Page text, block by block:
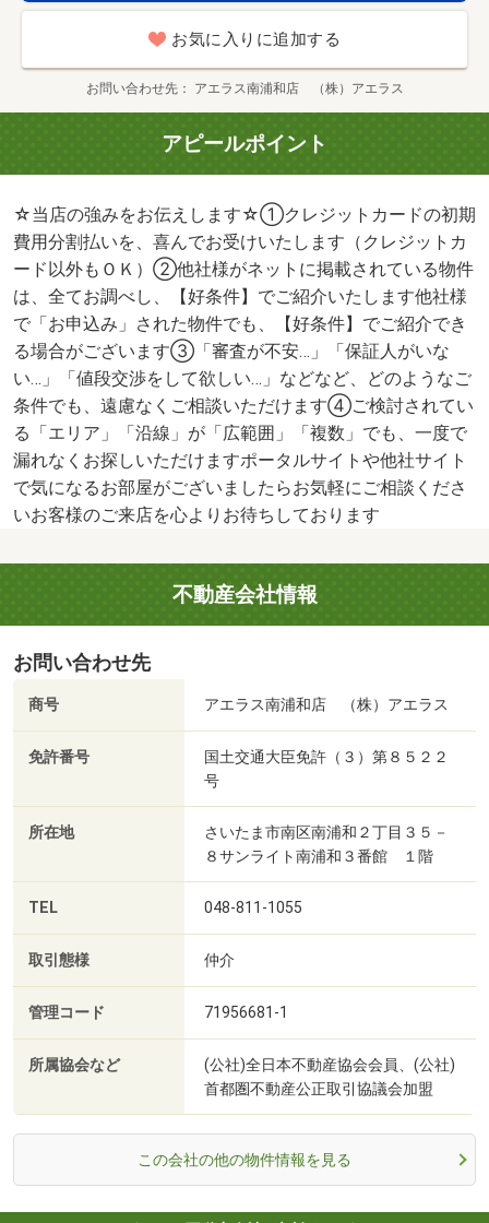
お気に入りに追加する
お問い合わせ先 アエラス南浦和店 （株）アエラス
アピールポイント
☆当店の強みをお伝えします☆①クレジットカードの初期
費用分割払いを、喜んでお受けいたします（クレジットカ
ード以外もＯＫ）②他社様がネットに掲載されている物件
は、全てお調べし、【好条件】でご紹介いたします他社様
で「お申込み」された物件でも、【好条件】でご紹介でき
る場合がございます③「審査が不安…」「保証人がいな
い…」「値段交渉をして欲しい…」などなど、どのようなご
条件でも、遠慮なくご相談いただけます④ご検討されてい
る「エリア」「沿線」が「広範囲」「複数」でも、一度で
漏れなくお探しいただけますポータルサイトや他社サイト
で気になるお部屋がございましたらお気軽にご相談くださ
いお客様のご来店を心よりお待ちしております
不動産会社情報
お問い合わせ先
商号 アエラス南浦和店 （株）アエラス
免許番号
国土交通大臣免許（３）第８５２２
号
所在地
さいたま市南区南浦和２丁目３５－
８サンライト南浦和３番館 １階
TEL 048-811-1055
取引態様 仲介
管理コード 71956681-1
所属協会など
(公社)全日本不動産協会会員、(公社)
首都圏不動産公正取引協議会加盟
この会社の他の物件情報を見る